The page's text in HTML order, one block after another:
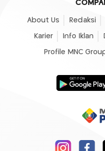
About Us Redaksi
Karier Info Iklan
Profile MNC